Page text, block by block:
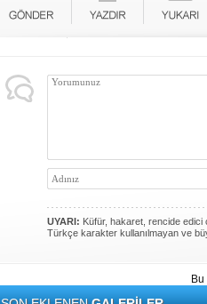
UYARI: Küfür, hakaret, rencide edici
Türkçe karakter kullanılmayan ve